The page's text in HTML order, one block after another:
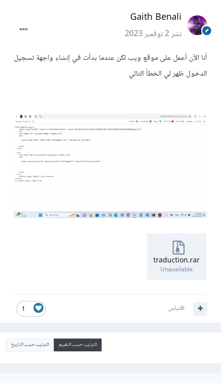
Gaith Benali
نشر2 نوفمبر 2023
أنا الآن أعمل على موقع ويب لكن عندما بدأت في إنشاء واجهة تسجيل
الدخول ظهر لي الخطأ التالي
traduction.rar
Unavailable
1 اقتباس
الترتيب حسب التقييم الترتيب حسب التاريخ